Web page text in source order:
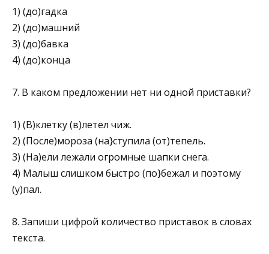
1) (до)гадка
2) (до)машний
3) (до)бавка
4) (до)конца
7. В каком предложении нет ни одной приставки?
1) (В)клетку (в)летел чиж.
2) (После)мороза (на}ступила (от)тепель.
3) (На)ели лежали огромные шапки снега.
4) Малыш слишком быстро (по}бежал и поэтому
(у)пал.
8. Запиши цифрой количество приставок в словах
текста.